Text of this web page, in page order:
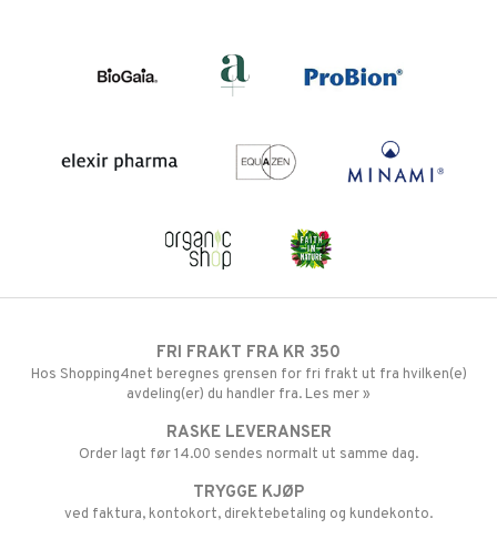
FRI FRAKT FRA KR 350
Hos Shopping4net beregnes grensen for fri frakt ut fra hvilken(e)
avdeling(er) du handler fra. Les mer »
RASKE LEVERANSER
Order lagt før 14.00 sendes normalt ut samme dag.
TRYGGE KJØP
ved faktura, kontokort, direktebetaling og kundekonto.